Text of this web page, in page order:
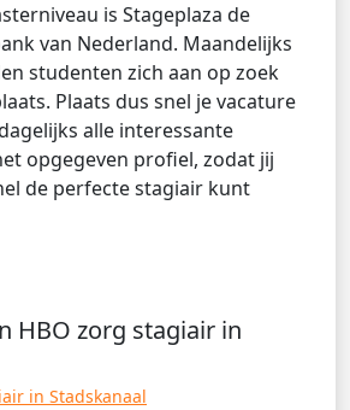
is Stageplaza de
van Nederland. Maandelijks
studenten zich aan op zoek
Plaats dus snel je vacature
alle interessante
opgegeven profiel, zodat jij
de perfecte stagiair kunt
HBO zorg stagiair in
in Stadskanaal